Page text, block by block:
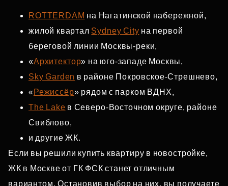
ROTTERDAM на Нагатинской набережной,
жилой квартал Sydney City на первой
береговой линии Москвы‑реки,
«Архитектор» на юго‑западе Москвы,
Sky Garden в районе Покровское‑Стрешнево,
«Режиссёр» рядом с парком ВДНХ,
The Lake в Северо‑Восточном округе, районе
Свиблово,
и другие ЖК.
Если вы решили купить квартиру в новостройке,
ЖК в Москве от ГК ФСК станет отличным
вариантом. Остановив выбор на них, вы получаете